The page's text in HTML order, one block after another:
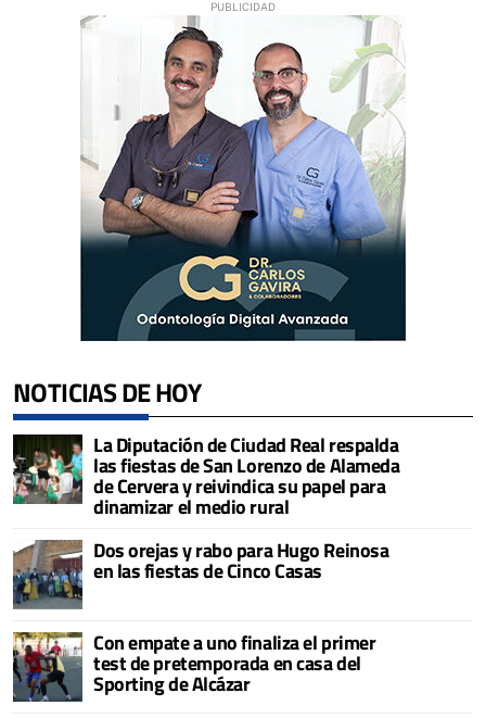
NOTICIAS DE HOY
La Diputación de Ciudad Real respalda
las fiestas de San Lorenzo de Alameda
de Cervera y reivindica su papel para
dinamizar el medio rural
Dos orejas y rabo para Hugo Reinosa
en las fiestas de Cinco Casas
Con empate a uno finaliza el primer
test de pretemporada en casa del
Sporting de Alcázar